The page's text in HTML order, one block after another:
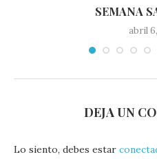
SEMANA
abril
DEJA UN
Lo siento, debes estar